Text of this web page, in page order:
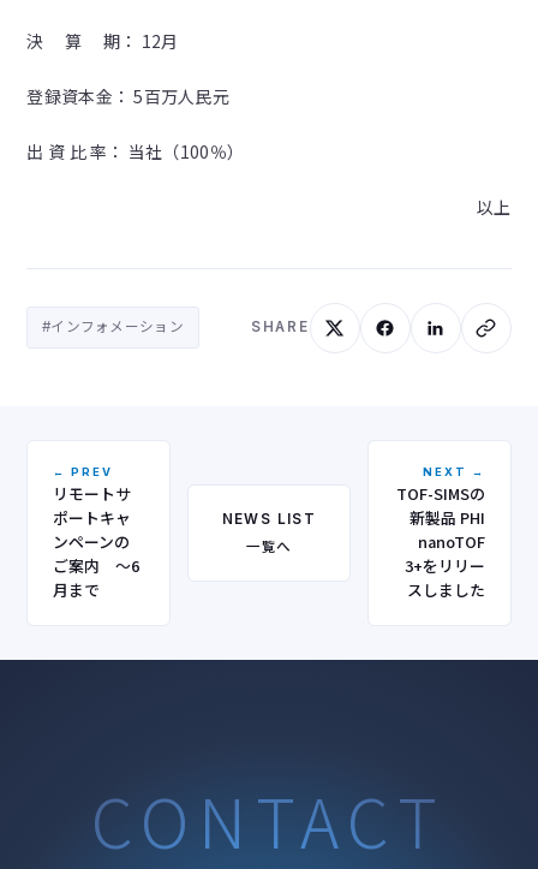
決 算 期： 12月
登録資本金： 5百万人民元
出 資 比 率： 当社（100％）
以上
#インフォメーション SHARE
← PREV
リモートサ
ポートキャ
ンペーンの
ご案内 ～6
月まで
NEWS LIST
一覧へ
NEXT →
TOF-SIMSの
新製品 PHI
nanoTOF
3+をリリー
スしました
CONTACT